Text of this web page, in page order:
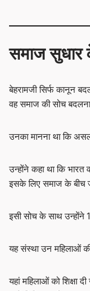
समाज सुधार
बेहरामजी सिर्फ कानून
वह समाज की सोच
उनका मानना था कि
उन्होंने कहा था कि भारत
इसके लिए समाज के बीच
इसी सोच के साथ उन्होंने
यह संस्था उन महिलाओं
यहां महिलाओं को शिक्षा दी